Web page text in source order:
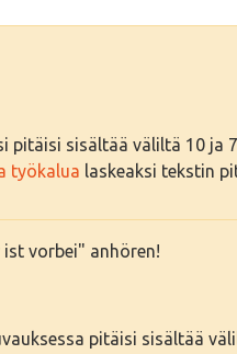
pitäisi sisältää väliltä 10 ja
työkalua laskeaksi tekstin
ist vorbei" anhören!
pitäisi sisältää